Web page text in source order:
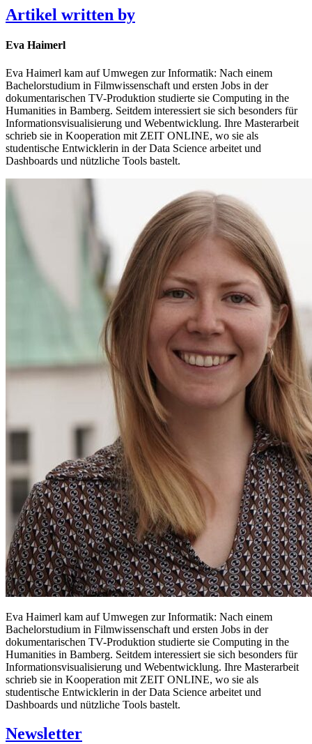
Artikel written by
Eva Haimerl
Eva Haimerl kam auf Umwegen zur Informatik: Nach einem
Bachelorstudium in Filmwissenschaft und ersten Jobs in der
dokumentarischen TV-Produktion studierte sie Computing in the
Humanities in Bamberg. Seitdem interessiert sie sich besonders für
Informationsvisualisierung und Webentwicklung. Ihre Masterarbeit
schrieb sie in Kooperation mit ZEIT ONLINE, wo sie als
studentische Entwicklerin in der Data Science arbeitet und
Dashboards und nützliche Tools bastelt.
Eva Haimerl kam auf Umwegen zur Informatik: Nach einem
Bachelorstudium in Filmwissenschaft und ersten Jobs in der
dokumentarischen TV-Produktion studierte sie Computing in the
Humanities in Bamberg. Seitdem interessiert sie sich besonders für
Informationsvisualisierung und Webentwicklung. Ihre Masterarbeit
schrieb sie in Kooperation mit ZEIT ONLINE, wo sie als
studentische Entwicklerin in der Data Science arbeitet und
Dashboards und nützliche Tools bastelt.
Newsletter